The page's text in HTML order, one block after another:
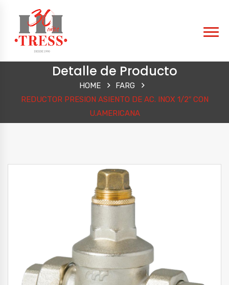
Detalle de Producto
HOME
FARG
REDUCTOR PRESION ASIENTO DE AC. INOX 1/2″ CON
U.AMERICANA